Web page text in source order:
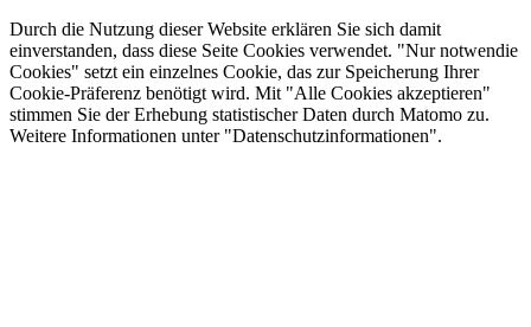
Durch die Nutzung dieser Website erklären Sie sich damit
einverstanden, dass diese Seite Cookies verwendet. "Nur notwendie
Cookies" setzt ein einzelnes Cookie, das zur Speicherung Ihrer
Cookie-Präferenz benötigt wird. Mit "Alle Cookies akzeptieren"
stimmen Sie der Erhebung statistischer Daten durch Matomo zu.
Weitere Informationen unter "Datenschutzinformationen".